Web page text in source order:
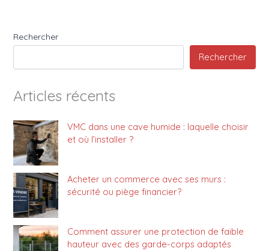
Rechercher
Rechercher
Articles récents
VMC dans une cave humide : laquelle choisir
et où l’installer ?
Acheter un commerce avec ses murs :
sécurité ou piège financier?
Comment assurer une protection de faible
hauteur avec des garde-corps adaptés